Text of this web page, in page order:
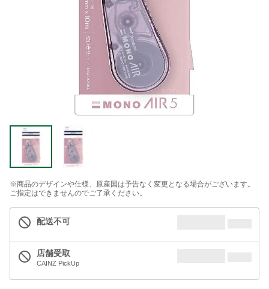
※商品のデザインや仕様、原産国は予告なく変更となる場合がございます。
ご指定はできませんのでご了承ください。
配送不可
店舗受取
CAINZ PickUp